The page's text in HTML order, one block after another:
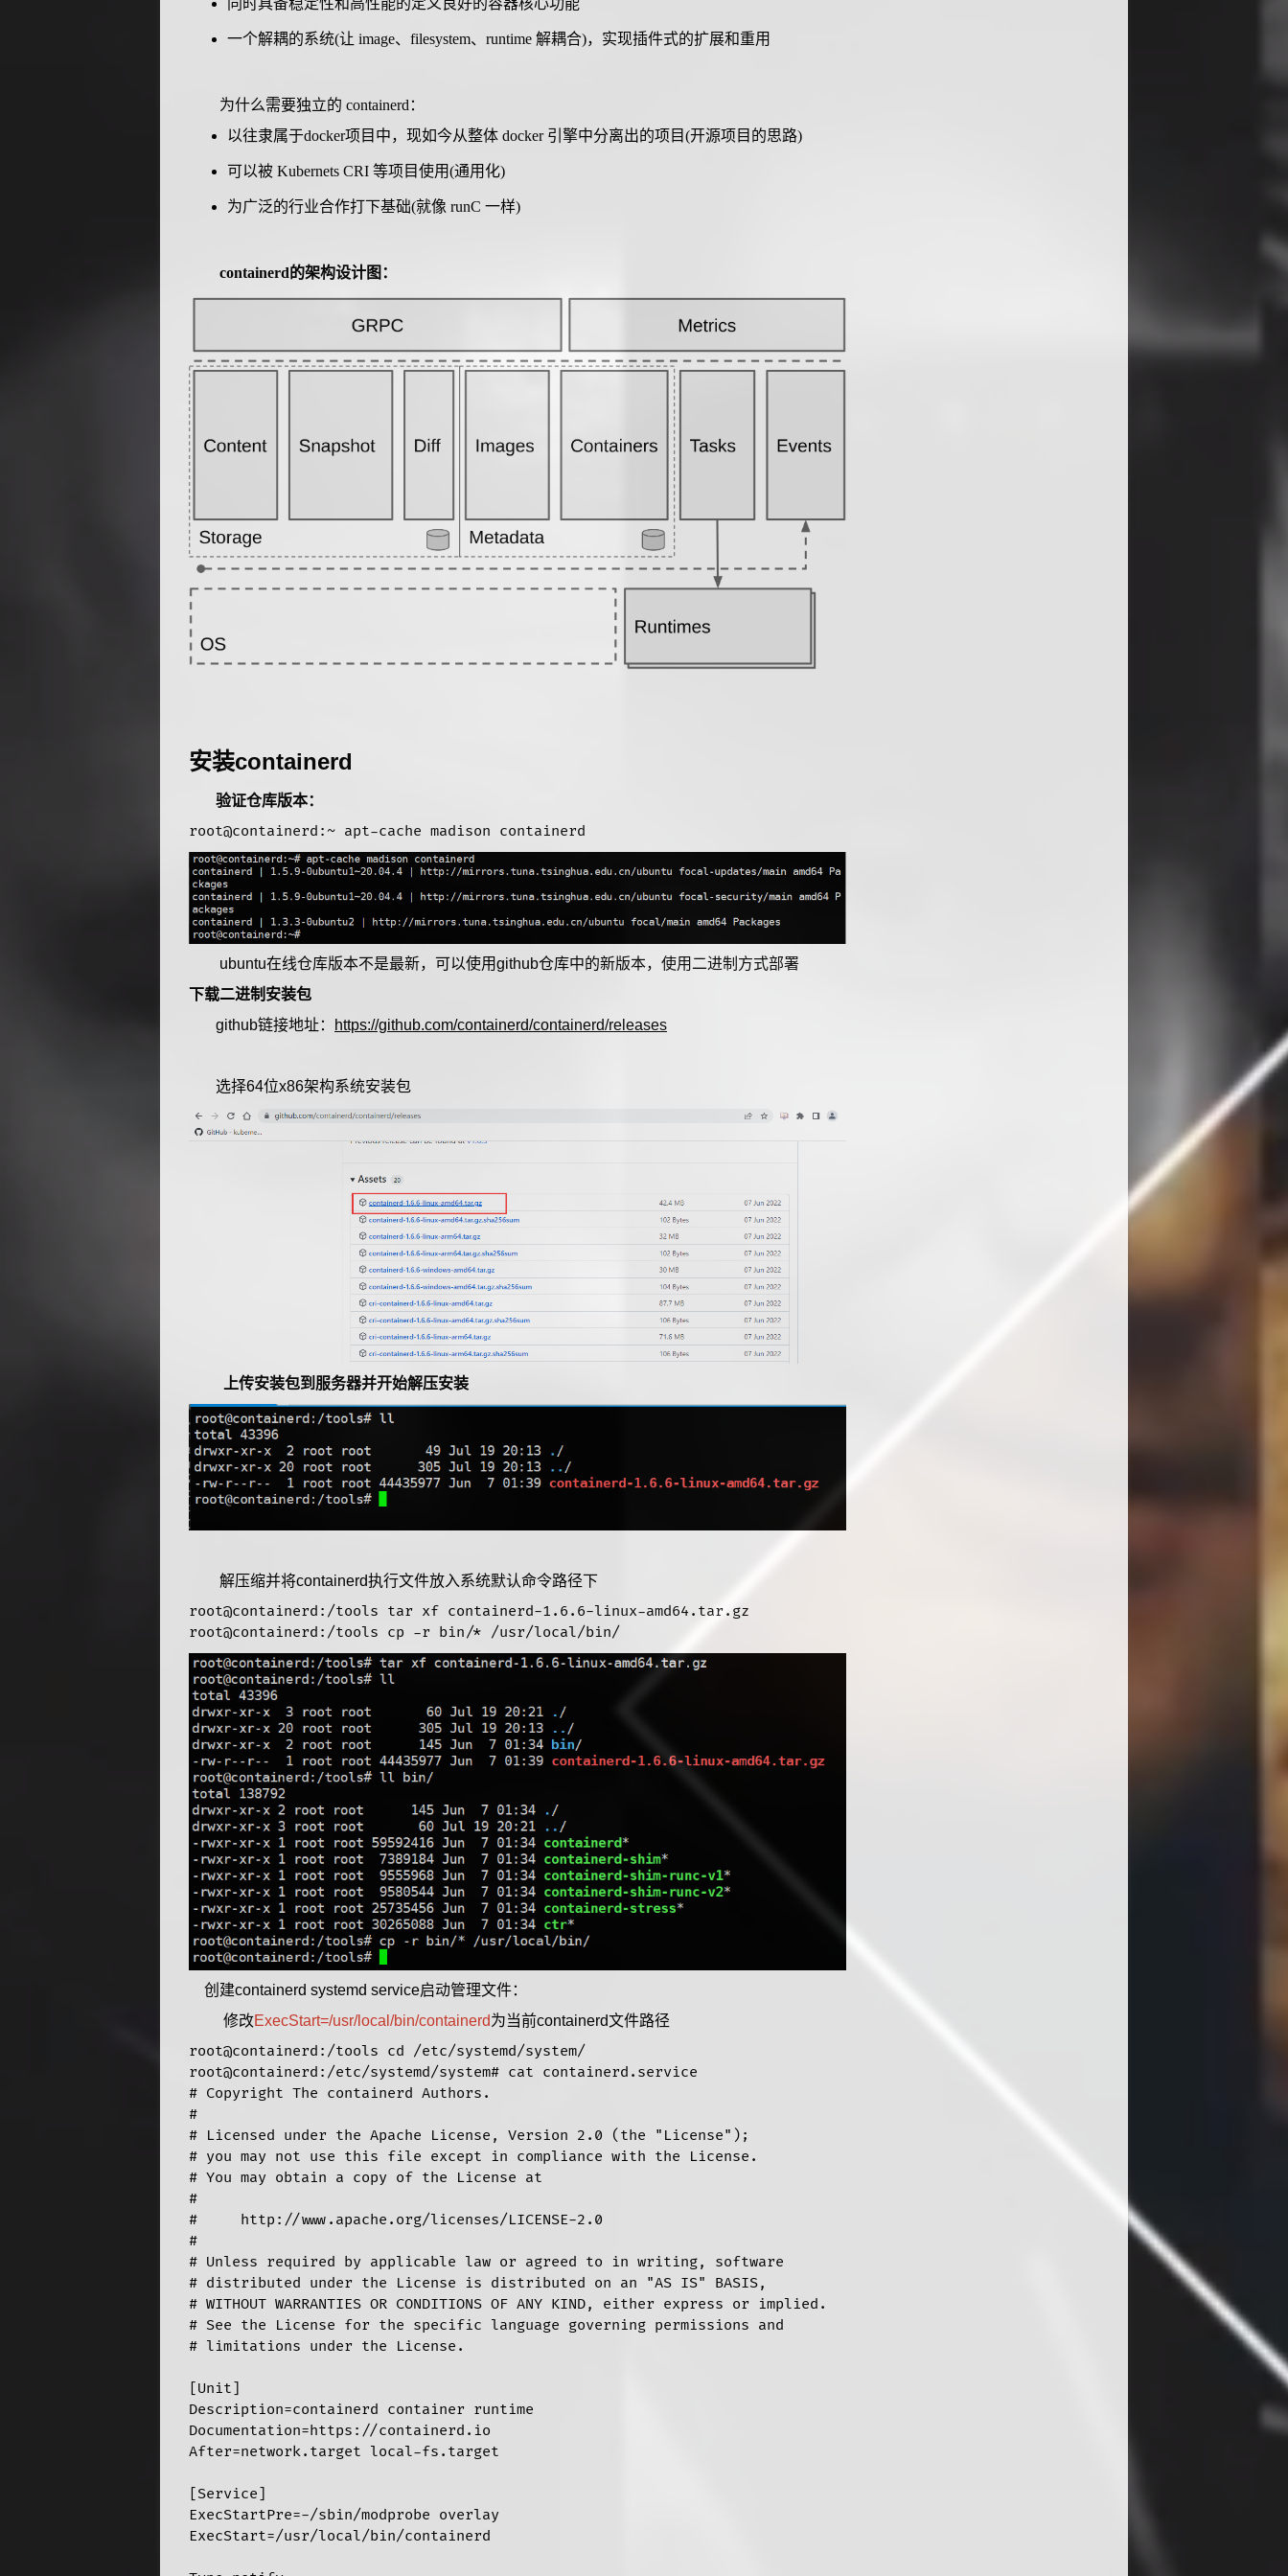
同时具备稳定性和高性能的定义良好的容器核心功能
一个解耦的系统(让 image、filesystem、runtime 解耦合)，实现插件式的扩展和重用
为什么需要独立的 containerd：
以往隶属于docker项目中，现如今从整体 docker 引擎中分离出的项目(开源项目的思路)
可以被 Kubernets CRI 等项目使用(通用化)
为广泛的行业合作打下基础(就像 runC 一样)
containerd的架构设计图：
安装containerd
验证仓库版本：
root@containerd:~ apt-cache madison containerd
ubuntu在线仓库版本不是最新，可以使用github仓库中的新版本，使用二进制方式部署
下载二进制安装包
github链接地址：
https://github.com/containerd/containerd/releases
选择64位x86架构系统安装包
上传安装包到服务器并开始解压安装
解压缩并将containerd执行文件放入系统默认命令路径下
root@containerd:/tools tar xf containerd-1.6.6-linux-amd64.tar.gz
root@containerd:/tools cp -r bin/* /usr/local/bin/
创建containerd systemd service启动管理文件：
修改ExecStart=/usr/local/bin/containerd为当前containerd文件路径
root@containerd:/tools cd /etc/systemd/system/
root@containerd:/etc/systemd/system# cat containerd.service
# Copyright The containerd Authors.
#
# Licensed under the Apache License, Version 2.0 (the "License");
# you may not use this file except in compliance with the License.
# You may obtain a copy of the License at
#
#     http://www.apache.org/licenses/LICENSE-2.0
#
# Unless required by applicable law or agreed to in writing, software
# distributed under the License is distributed on an "AS IS" BASIS,
# WITHOUT WARRANTIES OR CONDITIONS OF ANY KIND, either express or implied.
# See the License for the specific language governing permissions and
# limitations under the License.
[Unit]
Description=containerd container runtime
Documentation=https://containerd.io
After=network.target local-fs.target
[Service]
ExecStartPre=-/sbin/modprobe overlay
ExecStart=/usr/local/bin/containerd